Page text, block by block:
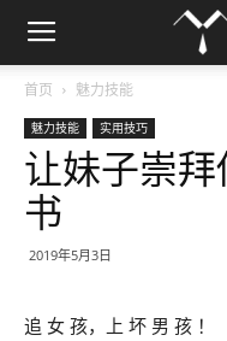
首页 魅力技能
魅力技能 实用技巧
让妹子崇
书
2019年5月3日
追 女 孩，上 坏 男 孩 ！